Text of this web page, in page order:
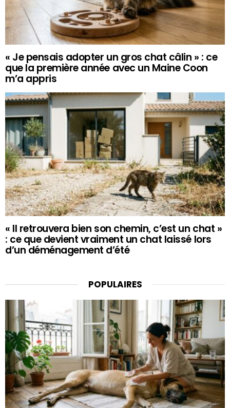
« Je pensais adopter un gros chat câlin » : ce
que la première année avec un Maine Coon
m’a appris
« Il retrouvera bien son chemin, c’est un chat »
: ce que devient vraiment un chat laissé lors
d’un déménagement d’été
POPULAIRES